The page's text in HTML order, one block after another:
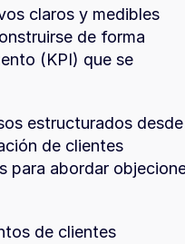
claros y medibles
de forma
(KPI) que se
estructurados desde
de clientes
para abordar
de clientes